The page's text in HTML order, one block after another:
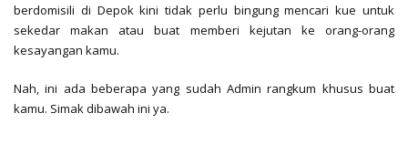
berdomisili di Depok kini tidak perlu bingung mencari kue untuk
sekedar makan atau buat memberi kejutan ke orang-orang
kesayangan kamu.
Nah, ini ada beberapa yang sudah Admin rangkum khusus buat
kamu. Simak dibawah ini ya.